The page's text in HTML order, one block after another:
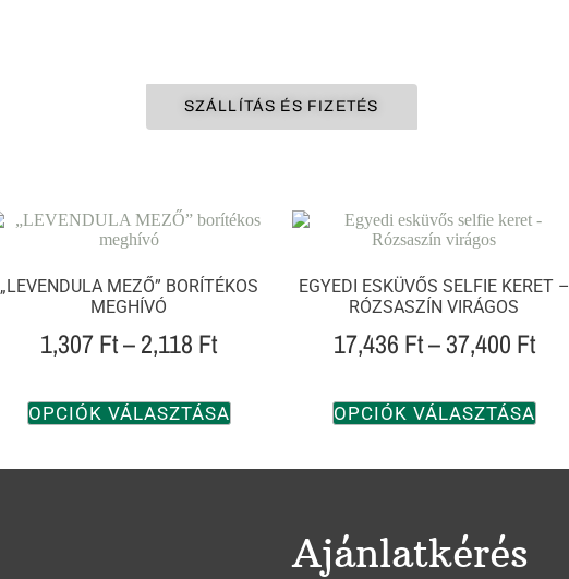
SZÁLLÍTÁS ÉS FIZETÉS
„LEVENDULA MEZŐ” BORÍTÉKOS
MEGHÍVÓ
1,307Ft–2,118 Ft
OPCIÓK VÁLASZTÁSA
EGYEDI ESKÜVŐS SELFIE KERET –
RÓZSASZÍN VIRÁGOS
17,436 Ft–37,400 Ft
OPCIÓK VÁLASZTÁSA
Ajánlatkérés